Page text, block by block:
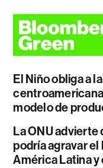
El Niño obliga a
modelo de
La ONU advierte
podría agravar el
América Latina y